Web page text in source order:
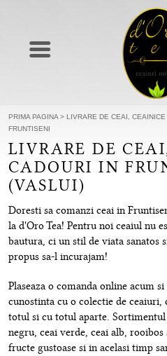
PRIMA PAGINA > LIVRARE DE CEAI,
FRUNTISENI
LIVRARE DE
CADOURI IN
(VASLUI)
Doresti sa comanzi ceai in
la d'Oro Tea! Pentru noi ceaiul nu
bautura, ci un stil de viata sanatos
propus sa-l incurajam!
Plaseaza o comanda online acum
cunostinta cu o colectie de ceaiuri,
totul si cu totul aparte.
negru, ceai verde, ceai alb,
fructe gustoase si in acelasi timp